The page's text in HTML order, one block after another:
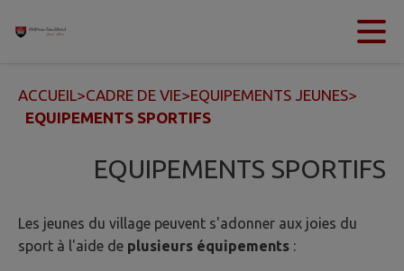
Contenu
ACCUEIL>CADRE DE VIE>EQUIPEMENTS JEUNES>
EQUIPEMENTS SPORTIFS
EQUIPEMENTS SPORTIFS
Les jeunes du village peuvent s'adonner aux joies du
sport à l'aide de plusieurs équipements :